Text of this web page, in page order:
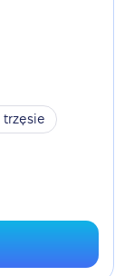
trzęsie